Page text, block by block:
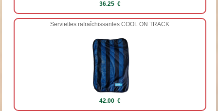
36.25 €
Serviettes rafraîchissantes COOL ON TRACK
42.00 €